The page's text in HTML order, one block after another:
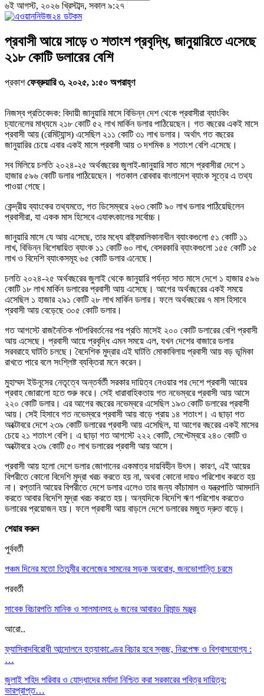
৬ই আগস্ট, ২০২৬ খ্রিস্টাব্দ, সকাল ৯:২৭
প্রবাসী আয়ে সাড়ে ৩ শতাংশ প্রবৃদ্ধি, জানুয়ারিতে এসেছে
২১৮ কোটি ডলারের বেশি
প্রকাশফেব্রুয়ারি ৩, ২০২৫, ১:৫০ অপরাহ্ণ
নিজস্ব প্রতিবেদক: বিদায়ী জানুয়ারি মাসে বিভিন্ন দেশ থেকে প্রবাসীরা ব্যাংকিং
চ্যানেলের মাধ্যমে ২১৮ কোটি ৫২ লাখ মার্কিন ডলার পাঠিয়েছেন। গত বছরের একই মাসে
প্রবাসী আয় (রেমিট্যান্স) এসেছিল ২১১ কোটি ৩১ লাখ ডলার। অর্থাৎ গত বছরের
জানুয়ারির চেয়ে এবার একই মাসে প্রবাসী আয় ৩ দশমিক ৪ শতাংশ বেশি এসেছে।
সব মিলিয়ে চলতি ২০২৪-২৫ অর্থবছরের জুলাই-জানুয়ারি সাত মাসে প্রবাসীরা দেশে ১
হাজার ৫৯৬ কোটি ডলার পাঠিয়েছেন। গতকাল রোববার বাংলাদেশ ব্যাংক সূত্রে এ তথ্য
পাওয়া গেছে।
কেন্দ্রীয় ব্যাংকের তথ্যমতে, গত ডিসেম্বরে ২৬৩ কোটি ৯০ লাখ ডলার পাঠিয়েছিলেন
প্রবাসীরা, যা একক মাস হিসেবে এযাবৎকালের সর্বোচ্চ।
জানুয়ারি মাসে যে আয় এসেছে, তার মধ্যে রাষ্ট্রমালিকানাধীন ব্যাংকগুলো ৫১ কোটি ১১
লাখ, বিভিন্ন বিশেষায়িত ব্যাংক ১১ কোটি ৬০ লাখ, বেসরকারি ব্যাংকগুলো ১৫৫ কোটি ১৫
লাখ ও বিদেশি ব্যাংকসমূহ ৬৫ কোটি ডলার এনেছে।
চলতি ২০২৪-২৫ অর্থবছরের জুলাই থেকে জানুয়ারি পর্যন্ত সাত মাসে দেশে ১ হাজার ৫৯৬
কোটি ১৮ লাখ মার্কিন ডলারের প্রবাসী আয় এসেছে। আগের অর্থবছরের একই সময়ে
এসেছিল ১ হাজার ২৯১ কোটি ২৮ লাখ মার্কিন ডলার। ফলে অর্থবছরের ৭ মাস হিসাবে
প্রবাসী আয় বেড়েছে ৩০৫ কোটি ডলার।
গত আগস্টে রাজনৈতিক পটপরিবর্তনের পর প্রতি মাসেই ২০০ কোটি ডলারের বেশি প্রবাসী
আয় এসেছে। প্রবাসী আয়ে প্রবৃদ্ধি এমন সময়ে এল, যখন দেশের বাজারে ডলার
সরবরাহে ঘাটতি চলছে। বৈদেশিক মুদ্রার এই ঘাটতি মোকাবিলায় প্রবাসী আয় বড় ভূমিকা
রাখতে পারে বলে সংশ্লিষ্ট ব্যক্তিরা মনে করেন।
মুহাম্মদ ইউনূসের নেতৃত্বে অন্তর্বর্তী সরকার দায়িত্ব নেওয়ার পর দেশে প্রবাসী আয়ের
প্রবাহ জোরালো হতে শুরু করে। সেই ধারাবাহিকতায় গত নভেম্বরে প্রবাসী আয় আসে
২২০ কোটি ডলার। এর আগের বছরের নভেম্বরে এসেছিল ১৯৩ কোটি ডলারের প্রবাসী
আয়। সেই হিসাবে গত নভেম্বরে প্রবাসী আয় বাড়ে প্রায় ১৪ শতাংশ। এ ছাড়া গত
অক্টোবরে দেশে ২৩৯ কোটি ডলারের প্রবাসী আয় এসেছিল, যা আগের বছরের একই মাসের
চেয়ে ২১ শতাংশ বেশি। এ ছাড়া গত আগস্টে ২২২ কোটি, সেপ্টেম্বরে ২৪০ কোটি ও
অক্টোবরে ২৩৯ কোটি ৫০ লাখ ডলারের প্রবাসী আয় আসে।
প্রবাসী আয় হলো দেশে ডলার জোগানের একমাত্র দায়বিহীন উৎস। কারণ, এই আয়ের
বিপরীতে কোনো বিদেশি মুদ্রা খরচ করতে হয় না, অথবা কোনো দায়ও পরিশোধ করতে হয়
না। রপ্তানি আয়ের বিপরীতে দেশে ডলার এলেও তার জন্য কাঁচামাল ও যন্ত্রপাতি আমদানি
করতে আবার বিদেশি মুদ্রা খরচ করতে হয়। অন্যদিকে বিদেশি ঋণ পরিশোধ করতেও
ডলারের প্রয়োজন হয়। ফলে প্রবাসী আয় বাড়লে দেশে ডলারের মজুত দ্রুত বাড়ে।
শেয়ার করুন
পুর্ববর্তী
পঞ্চম দিনের মতো তিতুমীর কলেজের সামনের সড়ক অবরোধ, জনভোগান্তি চরমে
পরবর্তী
সাবেক বিচারপতি মানিক ও সালমানসহ ৬ জনের আবারও রিমান্ড মঞ্জুর
আরো..
ফ্যাসিবাদবিরোধী আন্দোলনে হত্যাকাণ্ডের বিচার হবে স্বচ্ছ, নিরপেক্ষ ও বিশ্বাসযোগ্য :
…
জুলাই শহিদ পরিবার ও যোদ্ধাদের মর্যাদা নিশ্চিত করা সরকারের পবিত্র দায়িত্ব:
ভারপ্রাপ্ত…